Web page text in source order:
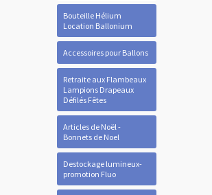
Bouteille Hélium
Location Ballonium
Accessoires pour Ballons
Retraite aux Flambeaux
Lampions Drapeaux
Défilés Fêtes
Articles de Noël -
Bonnets de Noel
Destockage lumineux-
promotion Fluo